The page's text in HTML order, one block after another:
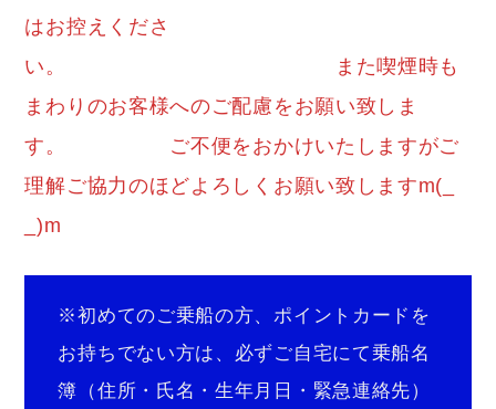
はお控えくださ
い。 また喫煙時も
まわりのお客様へのご配慮をお願い致しま
す。 ご不便をおかけいたしますがご
理解ご協力のほどよろしくお願い致しますm(_
_)m
※初めてのご乗船の方、ポイントカードを
お持ちでない方は、必ずご自宅にて乗船名
簿（住所・氏名・生年月日・緊急連絡先）